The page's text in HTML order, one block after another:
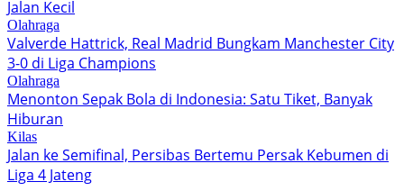
Jalan Kecil
Olahraga
Valverde Hattrick, Real Madrid Bungkam Manchester City
3-0 di Liga Champions
Olahraga
Menonton Sepak Bola di Indonesia: Satu Tiket, Banyak
Hiburan
Kilas
Jalan ke Semifinal, Persibas Bertemu Persak Kebumen di
Liga 4 Jateng